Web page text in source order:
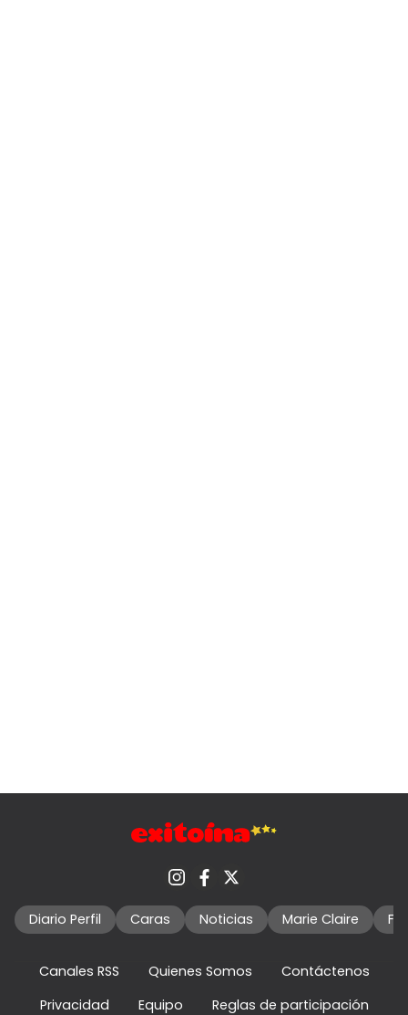
Diario Perfil Caras Noticias Marie Claire
Canales RSS Quienes Somos
Contáctenos
Privacidad
Equipo Reglas de participación